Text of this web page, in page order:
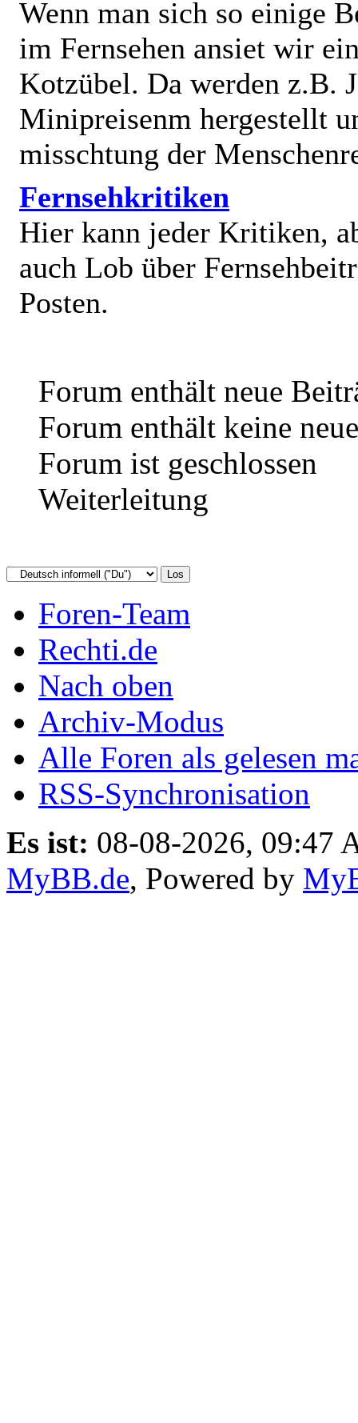
Wenn man sich so einige
im Fernsehen ansiet wir
Kotzübel. Da werden z.B.
Minipreisenm hergestellt
misschtung der
Fernsehkritiken
Hier kann jeder Kritiken,
auch Lob über
Posten.
Forum enthält neue
Forum enthält keine
Forum ist geschlossen
Weiterleitung
Foren-Team
Rechti.de
Nach oben
Archiv-Modus
Alle Foren als gelesen
RSS-Synchronisation
Es ist: 08-08-2026, 09:47
MyBB.de, Powered by